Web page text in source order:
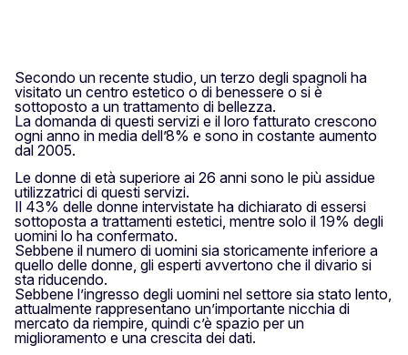
Secondo un recente studio, un terzo degli spagnoli ha
visitato un centro estetico o di benessere o si è
sottoposto a un trattamento di bellezza.
La domanda di questi servizi e il loro fatturato crescono
ogni anno in media dell’8% e sono in costante aumento
dal 2005.
Le donne di età superiore ai 26 anni sono le più assidue
utilizzatrici di questi servizi.
Il 43% delle donne intervistate ha dichiarato di essersi
sottoposta a trattamenti estetici, mentre solo il 19% degli
uomini lo ha confermato.
Sebbene il numero di uomini sia storicamente inferiore a
quello delle donne, gli esperti avvertono che il divario si
sta riducendo.
Sebbene l’ingresso degli uomini nel settore sia stato lento,
attualmente rappresentano un’importante nicchia di
mercato da riempire, quindi c’è spazio per un
miglioramento e una crescita dei dati.